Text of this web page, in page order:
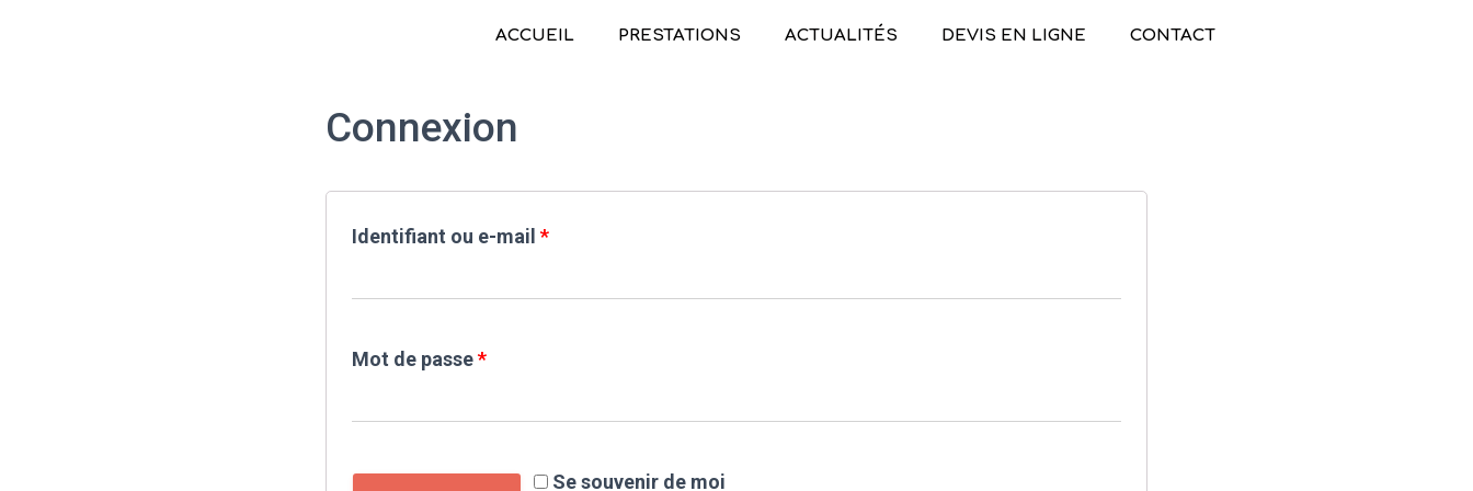
ACCUEIL PRESTATIONS ACTUALITÉS DEVIS EN LIGNE CONTACT
Connexion
Identifiant ou e-mail *
Mot de passe*
Se souvenir de moi